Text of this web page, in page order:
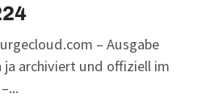
– Ausgabe
ja archiviert und offiziell im